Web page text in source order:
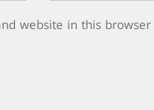
website in this